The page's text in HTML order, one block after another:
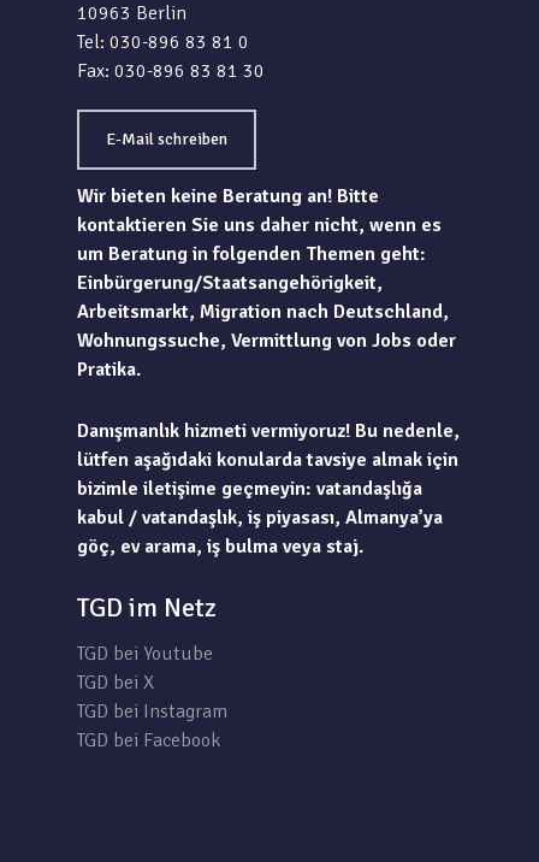
10963 Berlin
Tel: 030-896 83 81 0
Fax: 030-896 83 81 30
E-Mail schreiben
Wir bieten keine Beratung an! Bitte
kontaktieren Sie uns daher nicht, wenn es
um Beratung in folgenden Themen geht:
Einbürgerung/Staatsangehörigkeit,
Arbeitsmarkt, Migration nach Deutschland,
Wohnungssuche, Vermittlung von Jobs oder
Pratika.
Danışmanlık hizmeti vermiyoruz! Bu nedenle,
lütfen aşağıdaki konularda tavsiye almak için
bizimle iletişime geçmeyin: vatandaşlığa
kabul / vatandaşlık, iş piyasası, Almanya’ya
göç, ev arama, iş bulma veya staj.
TGD im Netz
TGD bei Youtube
TGD bei X
TGD bei Instagram
TGD bei Facebook